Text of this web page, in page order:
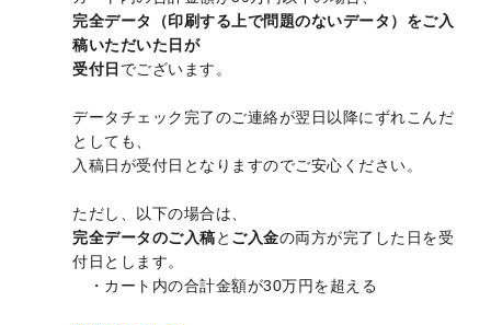
完全データ（印刷する上で問題のないデータ）をご入
稿いただいた日が
受付日 でございます。
データチェック完了のご連絡が翌日以降にずれこんだ
としても、
入稿日が受付日となりますのでご安心ください。
ただし、以下の場合は、
完全データのご入稿と ご入金の両方が完了した日を受
付日とします。
・カート内の合計金額が30万円を超える